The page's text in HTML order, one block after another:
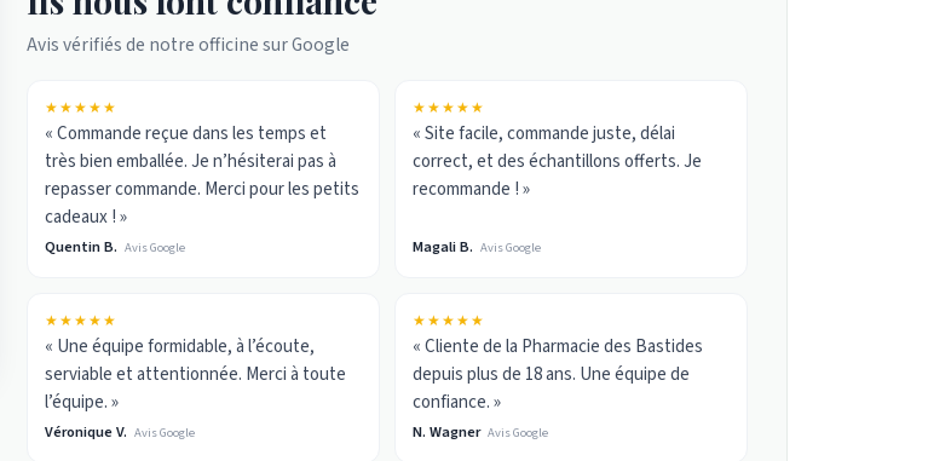
Avis vérifiés de notre officine sur Google
★★★★★
« Commande reçue dans les temps et
très bien emballée. Je n’hésiterai pas à
repasser commande. Merci pour les petits
cadeaux ! »
Quentin B. Avis Google
★★★★★
« Site facile, commande juste, délai
correct, et des échantillons offerts. Je
recommande ! »
Magali B. Avis Google
★★★★★
« Une équipe formidable, à l’écoute,
serviable et attentionnée. Merci à toute
l’équipe. »
Véronique V. Avis Google
★★★★★
« Cliente de la Pharmacie des Bastides
depuis plus de 18 ans. Une équipe de
confiance. »
N. Wagner Avis Google